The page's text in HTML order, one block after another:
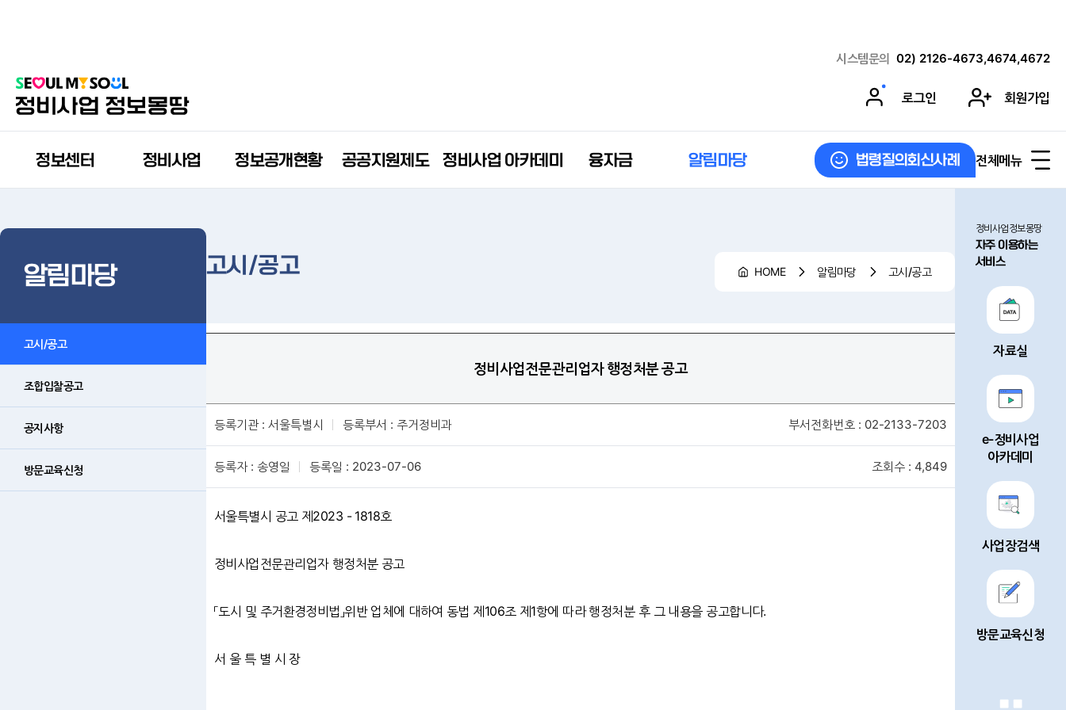
시스템문의 02) 2126-4673,4674,4672
로그인 회원가입
정보센터 정비사업 정보공개현황 공공지원제도 정비사업 아카데미 융자금 알림마당 법령질의회신사례 전체메뉴
알림마당
고시/공고
조합입찰공고
공지사항
방문교육신청
고시/공고 HOME 알림마당 고시/공고
정비사업전문관리업자 행정처분 공고
등록기관 : 서울특별시 등록부서 : 주거정비과 부서전화번호 : 02-2133-7203
등록자 : 송영일 등록일 : 2023-07-06 조회수 : 4,849
서울특별시 공고 제2023 - 1818호
정비사업전문관리업자 행정처분 공고
「도시 및 주거환경정비법」위반 업체에 대하여 동법 제106조 제1항에 따라 행정처분 후 그 내용을 공고합니다.
서 울 특 별 시 장
정비사업정보몽땅
자주 이용하는
서비스
자료실
e-정비사업
아카데미
사업장검색
방문교육신청